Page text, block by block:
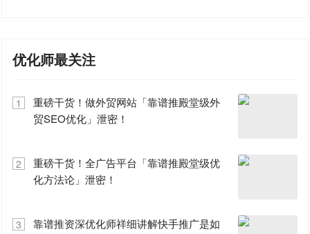
优化师最关注
1
重磅干货！做外贸网站「靠谱推殿堂级外
贸SEO优化」泄密！
2
重磅干货！全广告平台「靠谱推殿堂级优
化方法论」泄密！
3
靠谱推资深优化师祥细讲解快手推广是如